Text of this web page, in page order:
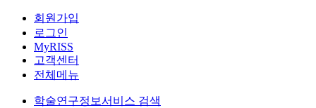
회원가입
로그인
MyRISS
고객센터
전체메뉴
학술연구정보서비스 검색